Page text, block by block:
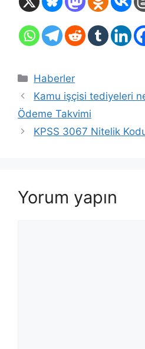
Kategoriler
Haberler
Kamu işçisi tediyeleri
Ödeme Takvimi
KPSS 3067 Nitelik
Yorum yapın